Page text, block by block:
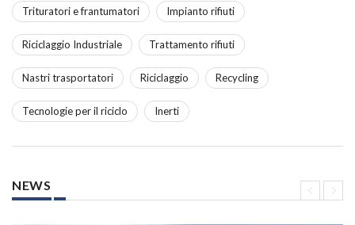
Trituratori e frantumatori Impianto rifiuti
Riciclaggio Industriale Trattamento rifiuti
Nastri trasportatori Riciclaggio Recycling
Tecnologie per il riciclo Inerti
NEWS